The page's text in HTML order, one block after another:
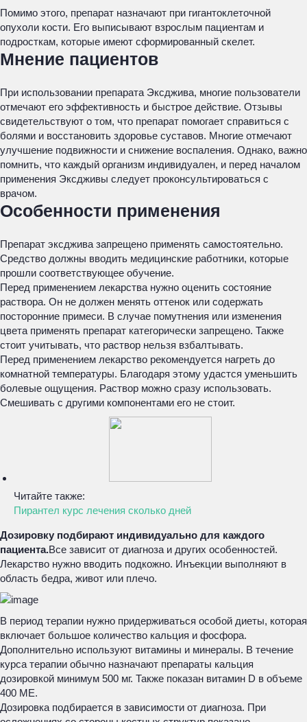
Помимо этого, препарат назначают при гигантоклеточной
опухоли кости. Его выписывают взрослым пациентам и
подросткам, которые имеют сформированный скелет.
Мнение пациентов
При использовании препарата Эксджива, многие пользователи
отмечают его эффективность и быстрое действие. Отзывы
свидетельствуют о том, что препарат помогает справиться с
болями и восстановить здоровье суставов. Многие отмечают
улучшение подвижности и снижение воспаления. Однако, важно
помнить, что каждый организм индивидуален, и перед началом
применения Эксдживы следует проконсультироваться с
врачом.
Особенности применения
Препарат эксджива запрещено применять самостоятельно.
Средство должны вводить медицинские работники, которые
прошли соответствующее обучение.
Перед применением лекарства нужно оценить состояние
раствора. Он не должен менять оттенок или содержать
посторонние примеси. В случае помутнения или изменения
цвета применять препарат категорически запрещено. Также
стоит учитывать, что раствор нельзя взбалтывать.
Перед применением лекарство рекомендуется нагреть до
комнатной температуры. Благодаря этому удастся уменьшить
болевые ощущения. Раствор можно сразу использовать.
Смешивать с другими компонентами его не стоит.
Читайте также:
Пирантел курс лечения сколько дней
Дозировку подбирают индивидуально для каждого
пациента.Все зависит от диагноза и других особенностей.
Лекарство нужно вводить подкожно. Инъекции выполняют в
область бедра, живот или плечо.
В период терапии нужно придерживаться особой диеты, которая
включает большое количество кальция и фосфора.
Дополнительно используют витамины и минералы. В течение
курса терапии обычно назначают препараты кальция
дозировкой минимум 500 мг. Также показан витамин D в объеме
400 МЕ.
Дозировка подбирается в зависимости от диагноза. При